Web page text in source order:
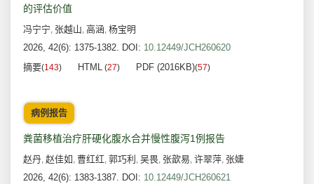
的评估价值
冯宁宁, 张越山, 高涵, 杨宝明
2026, 42(6): 1375-1382. DOI: 10.12449/JCH260620
摘要(143) HTML (27) PDF (2016KB)(57)
病例报告
粪菌移植治疗肝硬化腹水合并慢性腹泻1例报告
赵丹, 赵佳如 , 曹红红, 郭巧利 , 吴畏, 张歆易, 许翠萍, 张婕
2026, 42(6): 1383-1387. DOI: 10.12449/JCH260621